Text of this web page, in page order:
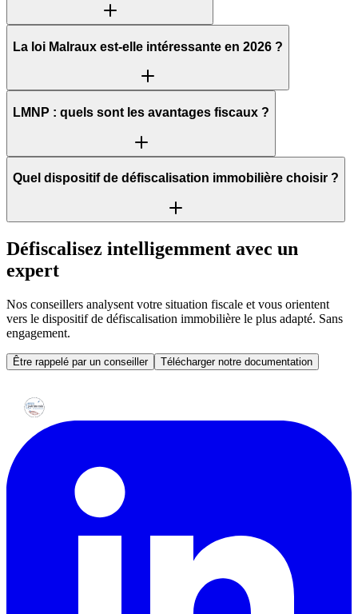
La loi Malraux est-elle intéressante en 2026 ?
LMNP : quels sont les avantages fiscaux ?
Quel dispositif de défiscalisation immobilière choisir ?
Défiscalisez intelligemment avec un
expert
Nos conseillers analysent votre situation fiscale et vous orientent
vers le dispositif de défiscalisation immobilière le plus adapté. Sans
engagement.
Être rappelé par un conseiller Télécharger notre documentation